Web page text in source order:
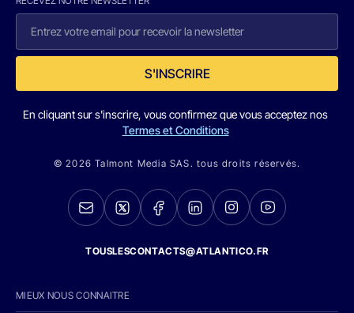
S'INSCRIRE
En cliquant sur s'inscrire, vous confirmez que vous acceptez nos
Termes et Conditions
© 2026 Talmont Media SAS. tous droits réservés.
TOUSLESCONTACTS@ATLANTICO.FR
MIEUX NOUS CONNAITRE